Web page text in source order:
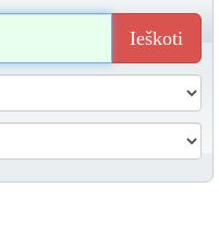
Ieškoti